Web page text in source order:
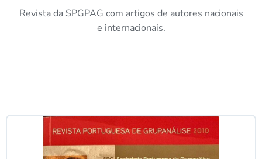
Revista da SPGPAG com artigos de autores nacionais
e internacionais.